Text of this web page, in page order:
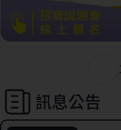
訊息公告